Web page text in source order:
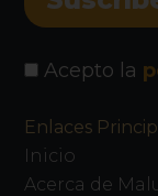
Acepto la
Enlaces
Inicio
Acerca de